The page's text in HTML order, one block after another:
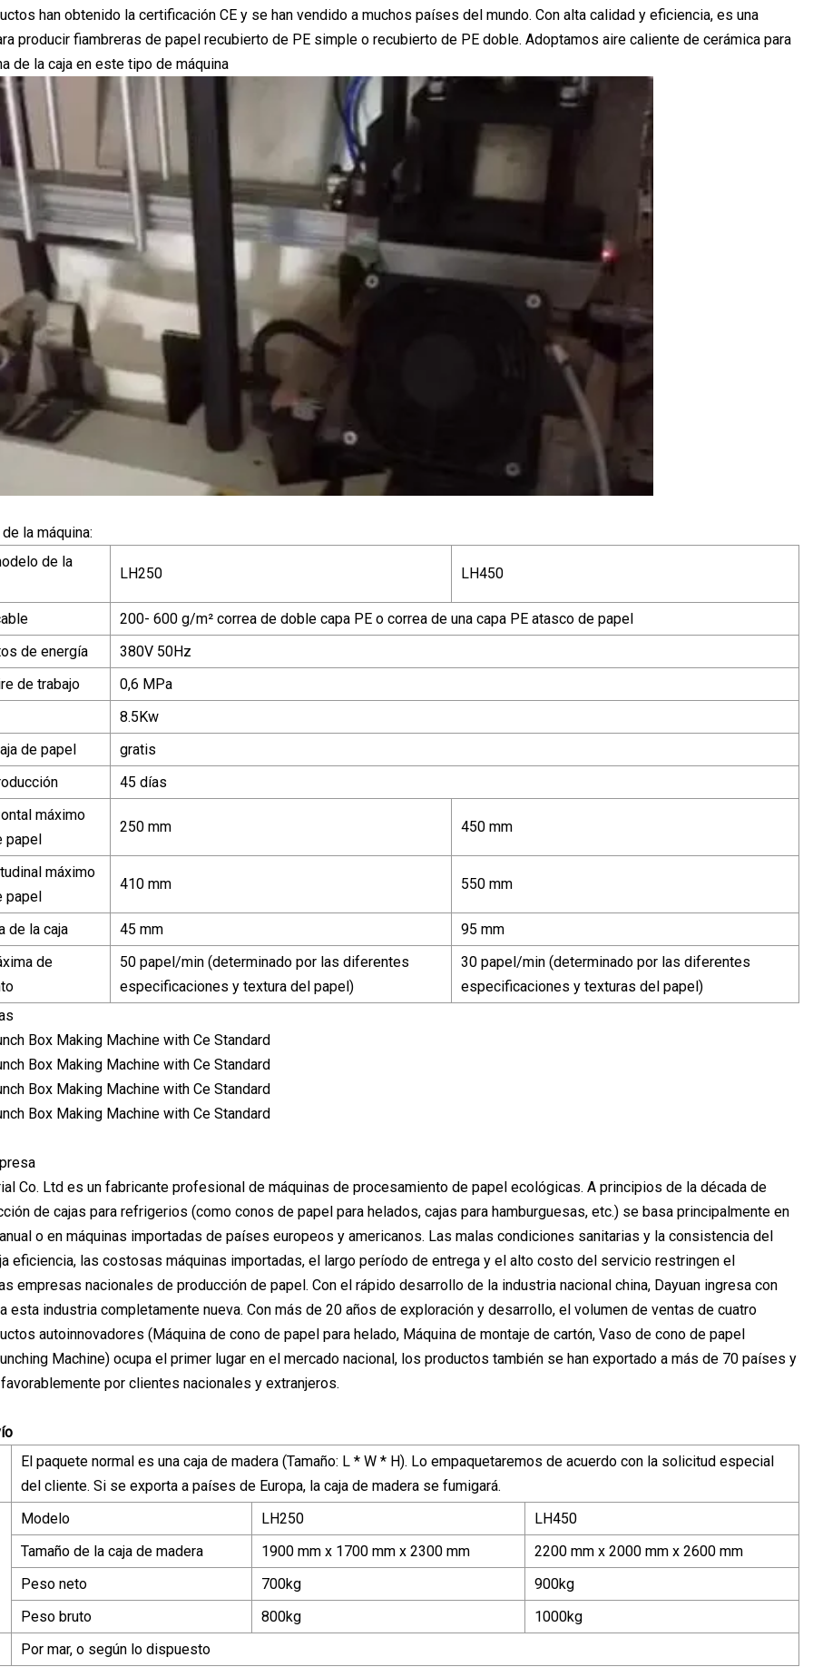
han obtenido la certificación CE y se han vendido a muchos países del mundo. Con alta calidad y eficiencia, es una
producir fiambreras de papel recubierto de PE simple o recubierto de PE doble. Adoptamos aire caliente de cerámica para
de la caja en este tipo de máquina
la máquina:
de la
LH250 LH450
200- 600 g/m² correa de doble capa PE o correa de una capa PE atasco de papel
de energía
380V 50Hz
de trabajo
0,6 MPa
8.5Kw
de papel
gratis
45 días
máximo
papel
250 mm 450 mm
máximo
papel
410 mm 550 mm
de la caja 45 mm
95 mm
de
50 papel/min (determinado por las diferentes
especificaciones y textura del papel)
30 papel/min (determinado por las diferentes
especificaciones y texturas del papel)
Co. Ltd es un fabricante profesional de máquinas de procesamiento de papel ecológicas. A principios de la década de
de cajas para refrigerios (como conos de papel para helados, cajas para hamburguesas, etc.) se basa principalmente en
o en máquinas importadas de países europeos y americanos. Las malas condiciones sanitarias y la consistencia del
eficiencia, las costosas máquinas importadas, el largo período de entrega y el alto costo del servicio restringen el
empresas nacionales de producción de papel. Con el rápido desarrollo de la industria nacional china, Dayuan ingresa con
esta industria completamente nueva. Con más de 20 años de exploración y desarrollo, el volumen de ventas de cuatro
autoinnovadores (Máquina de cono de papel para helado, Máquina de montaje de cartón, Vaso de cono de papel
Machine) ocupa el primer lugar en el mercado nacional, los productos también se han exportado a más de 70 países y
por clientes nacionales y extranjeros.
El paquete normal es una caja de madera (Tamaño: L * W * H). Lo empaquetaremos de acuerdo con la solicitud especial
del cliente. Si se exporta a países de Europa, la caja de madera se fumigará.
Modelo LH250
LH450
Tamaño de la caja de madera
1900 mm x 1700 mm x 2300 mm
2200 mm x 2000 mm x 2600 mm
Peso neto
700kg
900kg
Peso bruto
800kg
1000kg
Por mar, o según lo dispuesto